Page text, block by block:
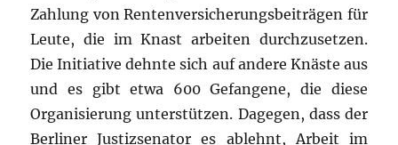
Zahlung von Rentenversicherungsbeiträgen für
Leute, die im Knast arbeiten durchzusetzen.
Die Initiative dehnte sich auf andere Knäste aus
und es gibt etwa 600 Gefangene, die diese
Organisierung unterstützen. Dagegen, dass der
Berliner Justizsenator es ablehnt, Arbeit im